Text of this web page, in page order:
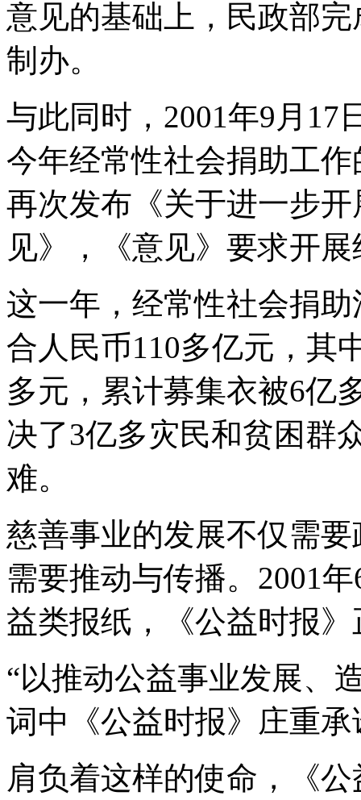
意见的基础上，民政部
制办。
与此同时，2001年9月17
今年经常性社会捐助工
再次发布《关于进一步
见》，《意见》要求开
这一年，经常性社会捐
合人民币110多亿元，其
多元，累计募集衣被6亿
决了3亿多灾民和贫困群
难。
慈善事业的发展不仅需
需要推动与传播。2001
益类报纸，《公益时报
“以推动公益事业发展、
词中《公益时报》庄重承
肩负着这样的使命，《